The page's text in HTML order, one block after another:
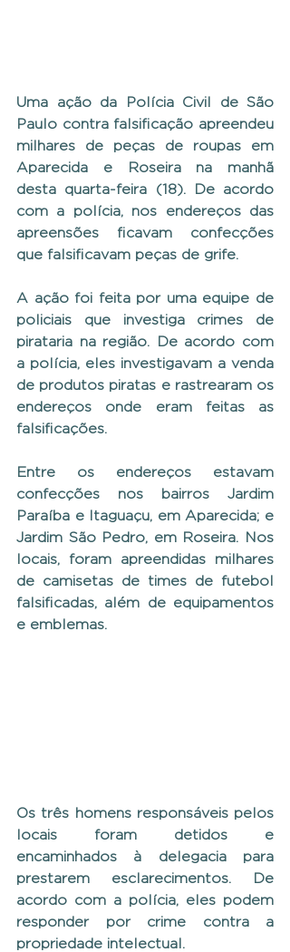
Uma ação da Polícia Civil de São
Paulo contra falsificação apreendeu
milhares de peças de roupas em
Aparecida e Roseira na manhã
desta quarta-feira (18). De acordo
com a polícia, nos endereços das
apreensões ficavam confecções
que falsificavam peças de grife.
A ação foi feita por uma equipe de
policiais que investiga crimes de
pirataria na região. De acordo com
a polícia, eles investigavam a venda
de produtos piratas e rastrearam os
endereços onde eram feitas as
falsificações.
Entre os endereços estavam
confecções nos bairros Jardim
Paraíba e Itaguaçu, em Aparecida; e
Jardim São Pedro, em Roseira. Nos
locais, foram apreendidas milhares
de camisetas de times de futebol
falsificadas, além de equipamentos
e emblemas.
Os três homens responsáveis pelos
locais foram detidos e
encaminhados à delegacia para
prestarem esclarecimentos. De
acordo com a polícia, eles podem
responder por crime contra a
propriedade intelectual.